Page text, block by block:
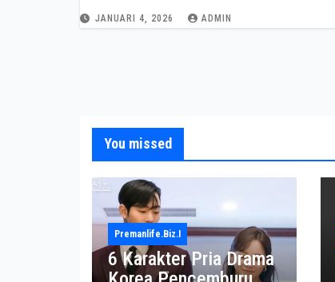
JANUARI 4, 2026 ADMIN
You missed
Premanlife.biz.i
6 Karakter Pria Drama